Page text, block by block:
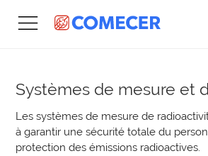
Systèmes de mesure et
Les systèmes de mesure de
à garantir une sécurité totale du
protection des émissions radioactives.